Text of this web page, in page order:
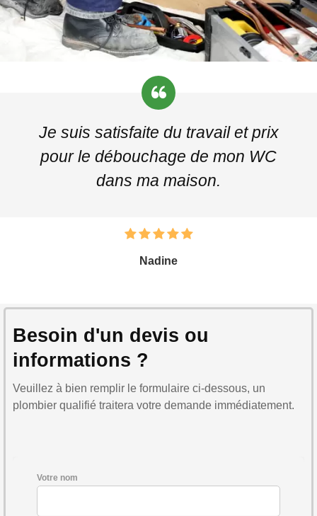
Je suis satisfaite du travail et prix
pour le débouchage de mon WC
dans ma maison.
Nadine
Besoin d'un devis ou
informations ?
Veuillez à bien remplir le formulaire ci-dessous, un
plombier qualifié traitera votre demande immédiatement.
Votre nom